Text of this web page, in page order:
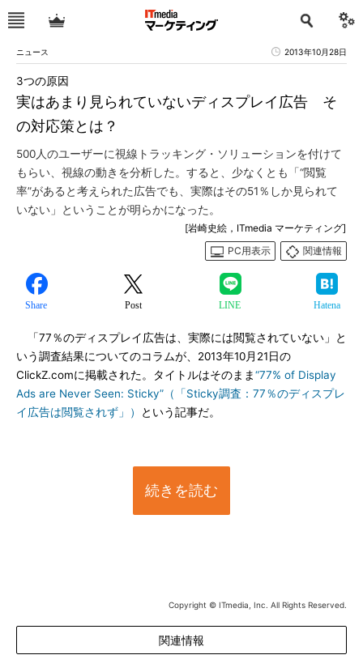
ニュース 2013年10月28日
実はあまり見られていないディスプレイ広告 そ
の対応策とは？
3つの原因
500人のユーザーに視線トラッキング・ソリューションを付けて
もらい、視線の動きを分析した。すると、少なくとも「“閲覧
率”があると考えられた広告でも、実際はその51％しか見られて
いない」ということが明らかになった。
[岩崎史絵，ITmedia マーケティング]
PC用表示
関連情報
Share Post LINE Hatena
「77％のディスプレイ広告は、実際には閲覧されていない」と
いう調査結果についてのコラムが、2013年10月21日の
ClickZ.comに掲載された。タイトルはそのまま“77% of Display
Ads are Never Seen: Sticky”（「Sticky調査：77％のディスプレ
イ広告は閲覧されず」）
という記事だ。
続きを読む
Copyright © ITmedia, Inc. All Rights Reserved.
関連情報